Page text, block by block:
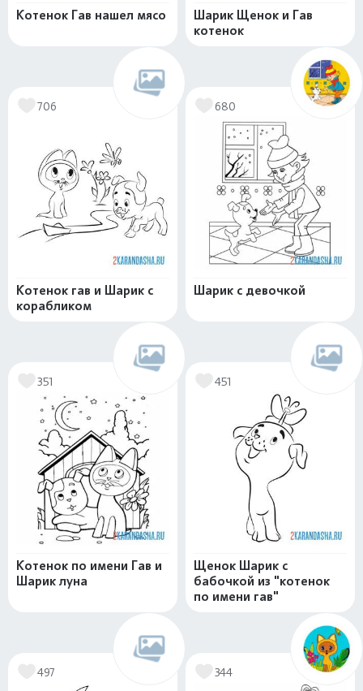
Котенок Гав нашел мясо
Шарик Щенок и Гав
котенок
706
Котенок гав и Шарик с
корабликом
680
Шарик с девочкой
351
Котенок по имени Гав и
Шарик луна
451
Щенок Шарик с
бабочкой из "котенок
по имени гав"
497 344